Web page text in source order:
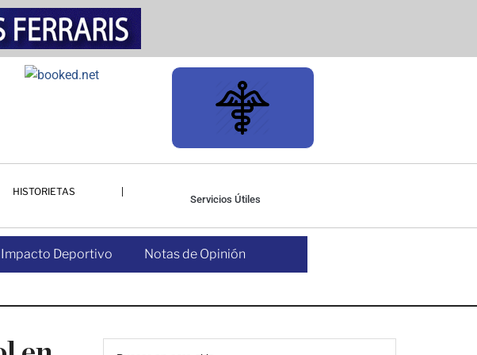
HISTORIETAS
Servicios Útiles
Impacto Deportivo Notas de Opinión